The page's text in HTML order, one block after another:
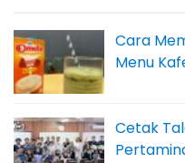
Cara
Menu
Cetak